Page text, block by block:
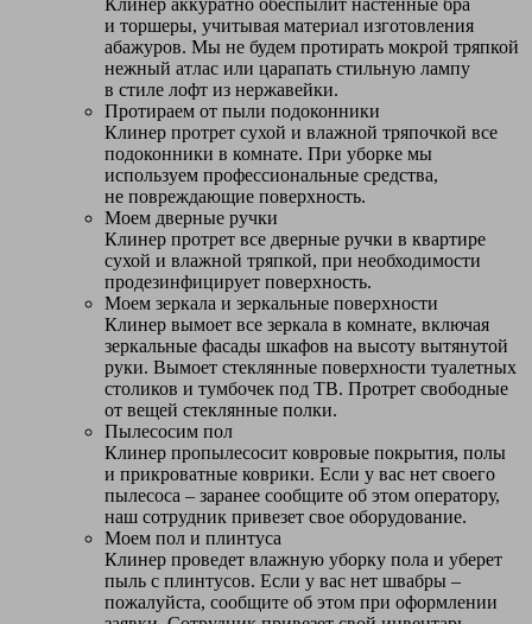
Клинер аккуратно обеспылит настенные бра
и торшеры, учитывая материал изготовления
абажуров. Мы не будем протирать мокрой тряпкой
нежный атлас или царапать стильную лампу
в стиле лофт из нержавейки.
Протираем от пыли подоконники
Клинер протрет сухой и влажной тряпочкой все
подоконники в комнате. При уборке мы
используем профессиональные средства,
не повреждающие поверхность.
Моем дверные ручки
Клинер протрет все дверные ручки в квартире
сухой и влажной тряпкой, при необходимости
продезинфицирует поверхность.
Моем зеркала и зеркальные поверхности
Клинер вымоет все зеркала в комнате, включая
зеркальные фасады шкафов на высоту вытянутой
руки. Вымоет стеклянные поверхности туалетных
столиков и тумбочек под ТВ. Протрет свободные
от вещей стеклянные полки.
Пылесосим пол
Клинер пропылесосит ковровые покрытия, полы
и прикроватные коврики. Если у вас нет своего
пылесоса – заранее сообщите об этом оператору,
наш сотрудник привезет свое оборудование.
Моем пол и плинтуса
Клинер проведет влажную уборку пола и уберет
пыль с плинтусов. Если у вас нет швабры –
пожалуйста, сообщите об этом при оформлении